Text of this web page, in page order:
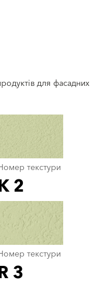
для фасадних
текстури
2
текстури
3
clear